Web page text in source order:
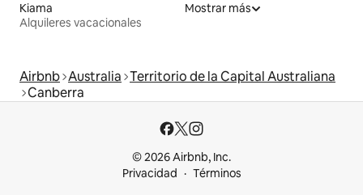
Kiama
Alquileres vacacionales
Mostrar más
Airbnb Australia Territorio de la Capital Australiana
Canberra
© 2026 Airbnb, Inc.
Privacidad
Términos